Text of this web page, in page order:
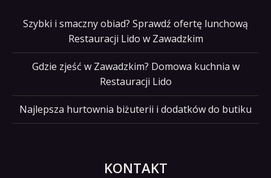
Szybki i smaczny obiad? Sprawdź ofertę lunchową
Restauracji Lido w Zawadzkim
Gdzie zjeść w Zawadzkim? Domowa kuchnia w
Restauracji Lido
Najlepsza hurtownia biżuterii i dodatków do butiku
KONTAKT